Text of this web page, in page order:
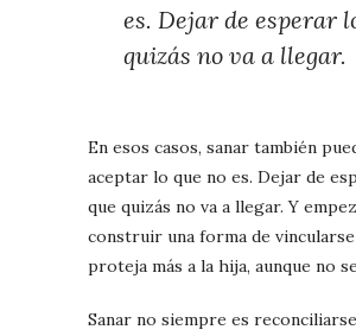
es. Dejar de esperar
quizás no va a llegar.
En esos casos, sanar también
aceptar lo que no es. Dejar de
que quizás no va a llegar. Y
construir una forma de
proteja más a la hija, aunque no
Sanar no siempre es